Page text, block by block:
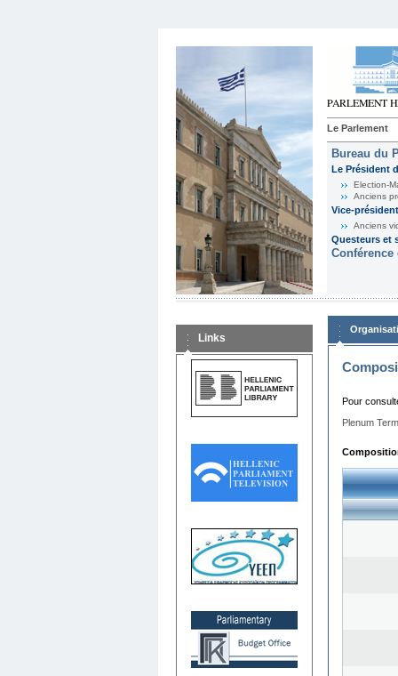
Le Parlement
Bureau du
Le Président
Election-
Anciens
Vice-
Anciens
Questeurs et
Links
Pour
Plenum